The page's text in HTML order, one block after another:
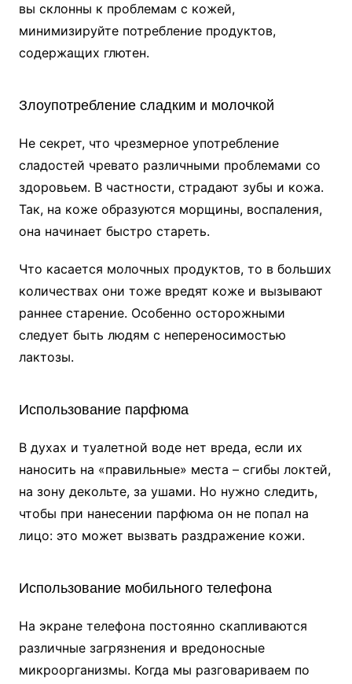
вы склонны к проблемам с кожей,
минимизируйте потребление продуктов,
содержащих глютен.
Злоупотребление сладким и молочкой
Не секрет, что чрезмерное употребление
сладостей чревато различными проблемами со
здоровьем. В частности, страдают зубы и кожа.
Так, на коже образуются морщины, воспаления,
она начинает быстро стареть.
Что касается молочных продуктов, то в больших
количествах они тоже вредят коже и вызывают
раннее старение. Особенно осторожными
следует быть людям с непереносимостью
лактозы.
Использование парфюма
В духах и туалетной воде нет вреда, если их
наносить на «правильные» места – сгибы локтей,
на зону декольте, за ушами. Но нужно следить,
чтобы при нанесении парфюма он не попал на
лицо: это может вызвать раздражение кожи.
Использование мобильного телефона
На экране телефона постоянно скапливаются
различные загрязнения и вредоносные
микроорганизмы. Когда мы разговариваем по